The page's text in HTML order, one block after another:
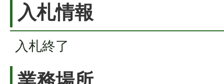
入札情報
入札終了